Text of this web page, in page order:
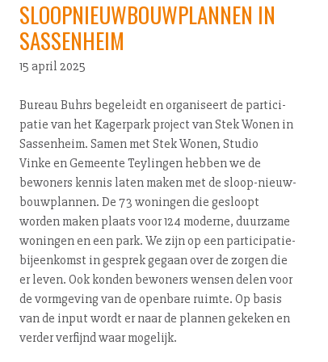
SLOOPNIEUWBOUWPLANNEN IN
SASSENHEIM
15 april 2025
Bureau Buhrs begeleidt en organiseert de par­ti­ci­
pa­tie van het Kagerpark project van Stek Wonen in
Sassenheim. Samen met Stek Wonen, Studio
Vinke en Gemeente Teylingen hebben we de
bewoners kennis laten maken met de sloop-nieuw­
bouw­plan­nen. De 73 woningen die gesloopt
worden maken plaats voor 124 moderne, duurzame
woningen en een park. We zijn op een par­ti­ci­pa­tie­
bij­een­komst in gesprek gegaan over de zorgen die
er leven. Ook konden bewoners wensen delen voor
de vormgeving van de openbare ruimte. Op basis
van de input wordt er naar de plannen gekeken en
verder verfijnd waar mogelijk.